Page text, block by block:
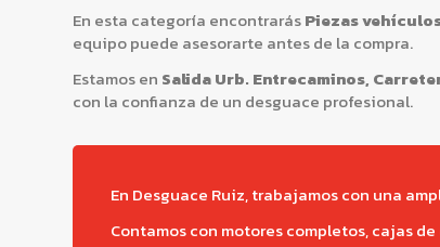
En esta categoría encontrarásPiezas
equipo puede asesorarte antes de la compra.
Estamos en Salida Urb. Entrecaminos,
con la confianza de un desguace profesional.
En Desguace Ruiz, trabajamos con una
Contamos con motores completos, cajas